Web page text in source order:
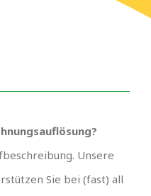
Unsere
Sie bei (fast) all